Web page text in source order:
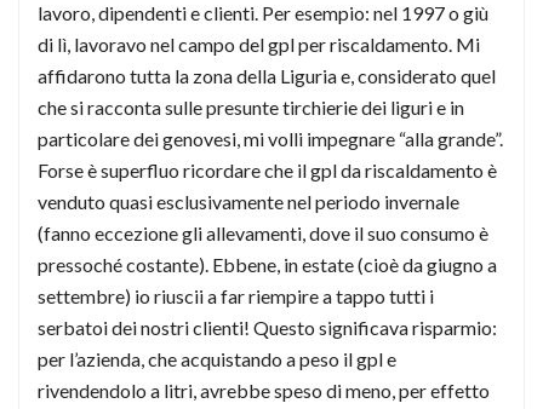
lavoro, dipendenti e clienti. Per esempio: nel 1997 o giù
di lì, lavoravo nel campo del gpl per riscaldamento. Mi
affidarono tutta la zona della Liguria e, considerato quel
che si racconta sulle presunte tirchierie dei liguri e in
particolare dei genovesi, mi volli impegnare “alla grande”.
Forse è superfluo ricordare che il gpl da riscaldamento è
venduto quasi esclusivamente nel periodo invernale
(fanno eccezione gli allevamenti, dove il suo consumo è
pressoché costante). Ebbene, in estate (cioè da giugno a
settembre) io riuscii a far riempire a tappo tutti i
serbatoi dei nostri clienti! Questo significava risparmio:
per l’azienda, che acquistando a peso il gpl e
rivendendolo a litri, avrebbe speso di meno, per effetto